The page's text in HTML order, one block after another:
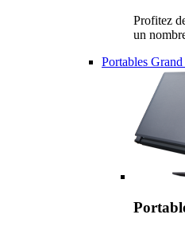
Profitez
un
Portables